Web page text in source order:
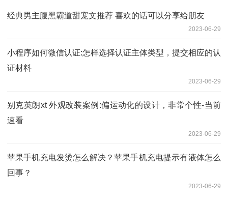
经典男主腹黑霸道甜宠文推荐 喜欢的话可以分享给朋友
2023-06-29
小程序如何微信认证:怎样选择认证主体类型，提交相应的认
证材料
2023-06-29
别克英朗xt 外观改装案例:偏运动化的设计，非常个性-当前
速看
2023-06-29
苹果手机充电发烫怎么解决？苹果手机充电提示有液体怎么
回事？
2023-06-29